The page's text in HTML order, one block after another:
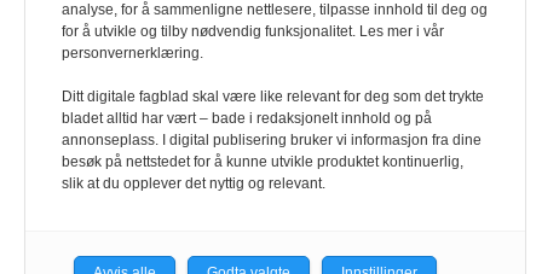
analyse, for å sammenligne nettlesere, tilpasse innhold til deg og
for å utvikle og tilby nødvendig funksjonalitet. Les mer i vår
personvernerklæring.
Ditt digitale fagblad skal være like relevant for deg som det trykte
bladet alltid har vært – bade i redaksjonelt innhold og på
annonseplass. I digital publisering bruker vi informasjon fra dine
besøk på nettstedet for å kunne utvikle produktet kontinuerlig,
slik at du opplever det nyttig og relevant.